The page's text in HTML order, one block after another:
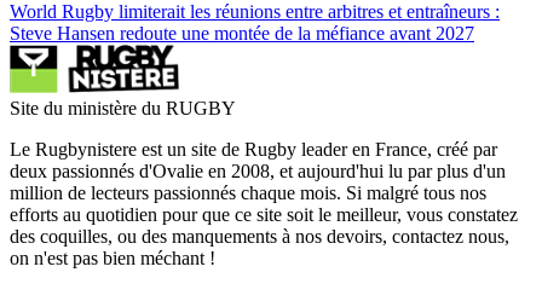
World Rugby limiterait les réunions entre arbitres et entraîneurs :
Steve Hansen redoute une montée de la méfiance avant 2027
Site du ministère du RUGBY
Le Rugbynistere est un site de Rugby leader en France, créé par
deux passionnés d'Ovalie en 2008, et aujourd'hui lu par plus d'un
million de lecteurs passionnés chaque mois. Si malgré tous nos
efforts au quotidien pour que ce site soit le meilleur, vous constatez
des coquilles, ou des manquements à nos devoirs, contactez nous,
on n'est pas bien méchant !